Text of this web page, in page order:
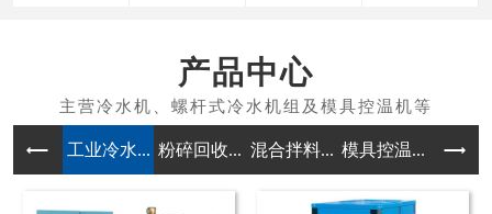
产品中心
工业冷水... 粉碎回收... 混合拌料... 模具控温... 除湿